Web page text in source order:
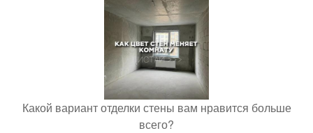
Какой вариант отделки стены вам нравится больше
всего?